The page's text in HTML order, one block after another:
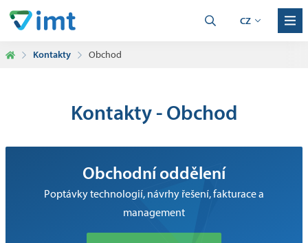
CZ
Kontakty Obchod
Kontakty - Obchod
Obchodní oddělení
Poptávky technologií, návrhy řešení, fakturace a
management